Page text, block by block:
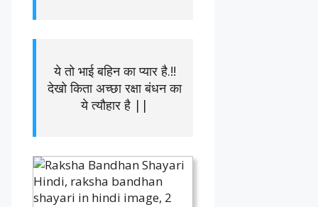
ये तो भाई बहिन का प्यार है.!!
देखो किता अच्छा रक्षा बंधन का
ये त्यौहार है ||